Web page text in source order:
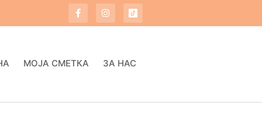
МОЈА СМЕТКА ЗА НАС